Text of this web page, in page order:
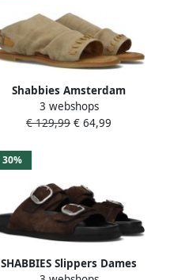
Shabbies Amsterdam
Shabbies Dames Platte
sandalen Angel Sleeve
3 webshops
€ 129,99 € 64,99
30%
SHABBIES Slippers Dames